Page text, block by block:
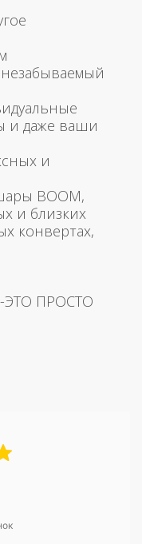
и даже ваши
и
BOOM,
и близких
конвертах,
ЭТО ПРОСТО